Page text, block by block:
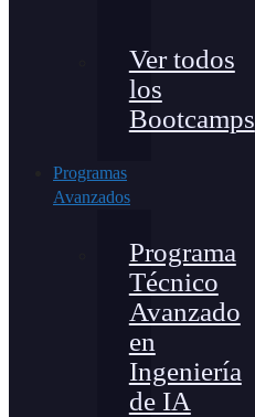
Ver todos
los
Bootcamps
Programas
Avanzados
Programa
Técnico
Avanzado
en
Ingeniería
de IA